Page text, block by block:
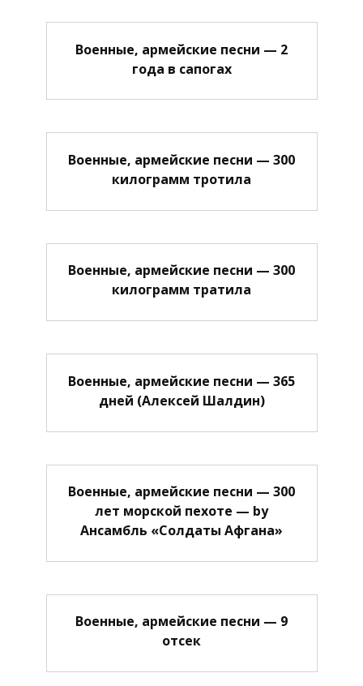
Военные, армейские песни — 2
года в сапогах
Военные, армейские песни — 300
килограмм тротила
Военные, армейские песни — 300
килограмм тратила
Военные, армейские песни — 365
дней (Алексей Шалдин)
Военные, армейские песни — 300
лет морской пехоте — by
Ансамбль «Солдаты Афгана»
Военные, армейские песни — 9
отсек